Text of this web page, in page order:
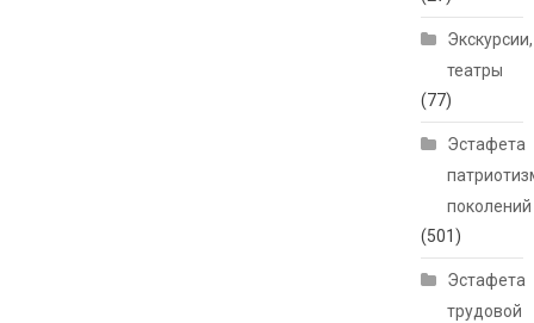
Экскурсии,
театры
(77)
Эстафета
поколений
(501)
Эстафета
трудовой